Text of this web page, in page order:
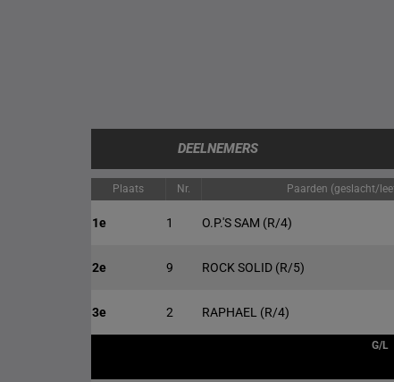
DEELNEMERS
Plaats Nr. Paarden (geslacht/
1e 1 O.P.'S SAM (R/4)
2e 9 ROCK SOLID (R/5)
3e 2 RAPHAEL (R/4)
G/L